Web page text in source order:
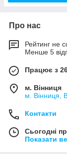
Про нас
Рейтинг не
Менше 5
Працює з
м. Вінниця
м. Вінниця,
Контакти
Сьогодні
Показати